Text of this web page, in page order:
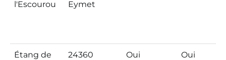
l'Escourou Eymet
Étang de
24360
Oui Oui